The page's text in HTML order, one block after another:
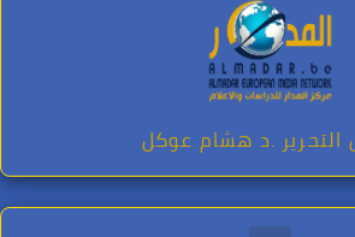
التحرير .د هشام عوكل